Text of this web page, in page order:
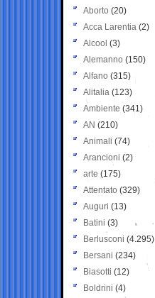
Aborto (20)
Acca Larentia (2)
Alcool (3)
Alemanno (150)
Alfano (315)
Alitalia (123)
Ambiente (341)
AN (210)
Animali (74)
Arancioni (2)
arte (175)
Attentato (329)
Auguri (13)
Batini (3)
Berlusconi (4.295)
Bersani (234)
Biasotti (12)
Boldrini (4)